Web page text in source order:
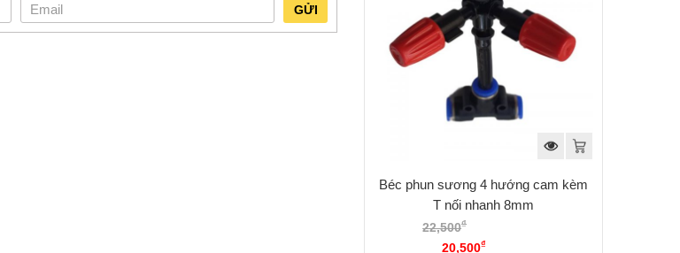
GỬI
Béc phun sương 4 hướng cam kèm
T nối nhanh 8mm
22,500₫
22,500₫.20,500₫